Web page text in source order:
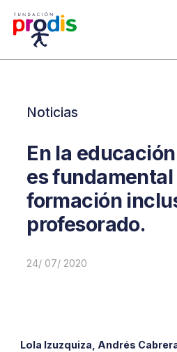
Noticias
En la
es fundamental
formación
profesorado.
24/ 07/ 2020
Lola Izuzquiza, Andrés